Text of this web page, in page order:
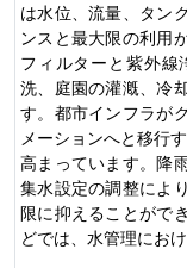
は水位、流量、タン
ンスと最大限の利用
フィルターと紫外
洗、庭園の灌漑、冷
す。都市インフラが
メーションへと移行
高まっています。降
集水設定の調整によ
限に抑えることがで
どでは、水管理にお